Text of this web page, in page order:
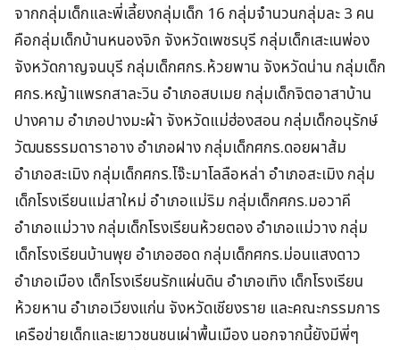
จากกลุ่มเด็กและพี่เลี้ยงกลุ่มเด็ก 16 กลุ่มจำนวนกลุ่มละ 3 คน
คือกลุ่มเด็กบ้านหนองจิก จังหวัดเพชรบุรี กลุ่มเด็กเสะเนพ่อง
จังหวัดกาญจนบุรี กลุ่มเด็กศกร.ห้วยพาน จังหวัดน่าน กลุ่มเด็ก
ศกร.หญ้าแพรกสาละวิน อำเภอสบเมย กลุ่มเด็กจิตอาสาบ้าน
ปางคาม อำเภอปางมะผ้า จังหวัดแม่ฮ่องสอน กลุ่มเด็กอนุรักษ์
วัฒนธรรมดาราอาง อำเภอฝาง กลุ่มเด็กศกร.ดอยผาส้ม
อำเภอสะเมิง กลุ่มเด็กศกร.โจ๊ะมาโลลือหล่า อำเภอสะเมิง กลุ่ม
เด็กโรงเรียนแม่สาใหม่ อำเภอแม่ริม กลุ่มเด็กศกร.มอวาคี
อำเภอแม่วาง กลุ่มเด็กโรงเรียนห้วยตอง อำเภอแม่วาง กลุ่ม
เด็กโรงเรียนบ้านพุย อำเภอฮอด กลุ่มเด็กศกร.ม่อนแสงดาว
อำเภอเมือง เด็กโรงเรียนรักแผ่นดิน อำเภอเทิง เด็กโรงเรียน
ห้วยหาน อำเภอเวียงแก่น จังหวัดเชียงราย และคณะกรรมการ
เครือข่ายเด็กและเยาวชนชนเผ่าพื้นเมือง นอกจากนี้ยังมีพี่ๆ